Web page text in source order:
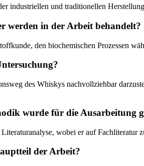
industriellen und traditionellen
werden in der Arbeit behandelt?
den biochemischen Prozessen
des Whiskys nachvollziehbar
wurde für die Ausarbeitung
wobei er auf
der Arbeit?